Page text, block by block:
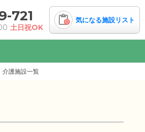
721
土日祝OK
0 気になる施設リスト
介護施設一覧